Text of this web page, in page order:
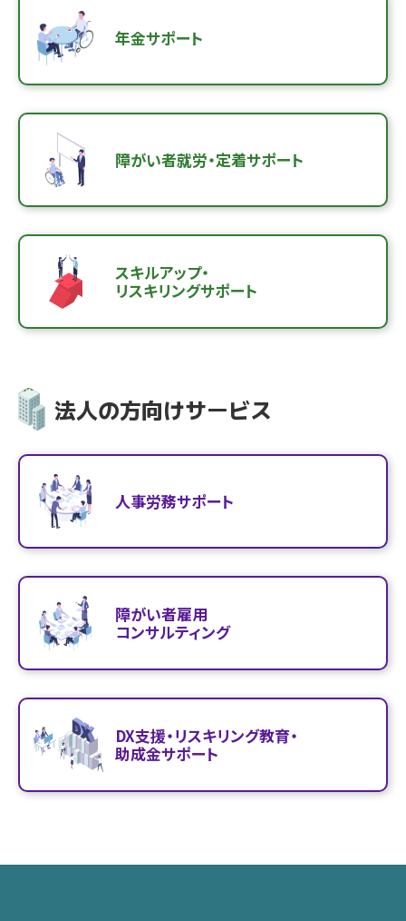
年金サポート
障がい者就労・定着サポート
スキルアップ・
リスキリングサポート
法人の方向けサービス
人事労務サポート
障がい者雇用
コンサルティング
DX支援・リスキリング教育・
助成金サポート